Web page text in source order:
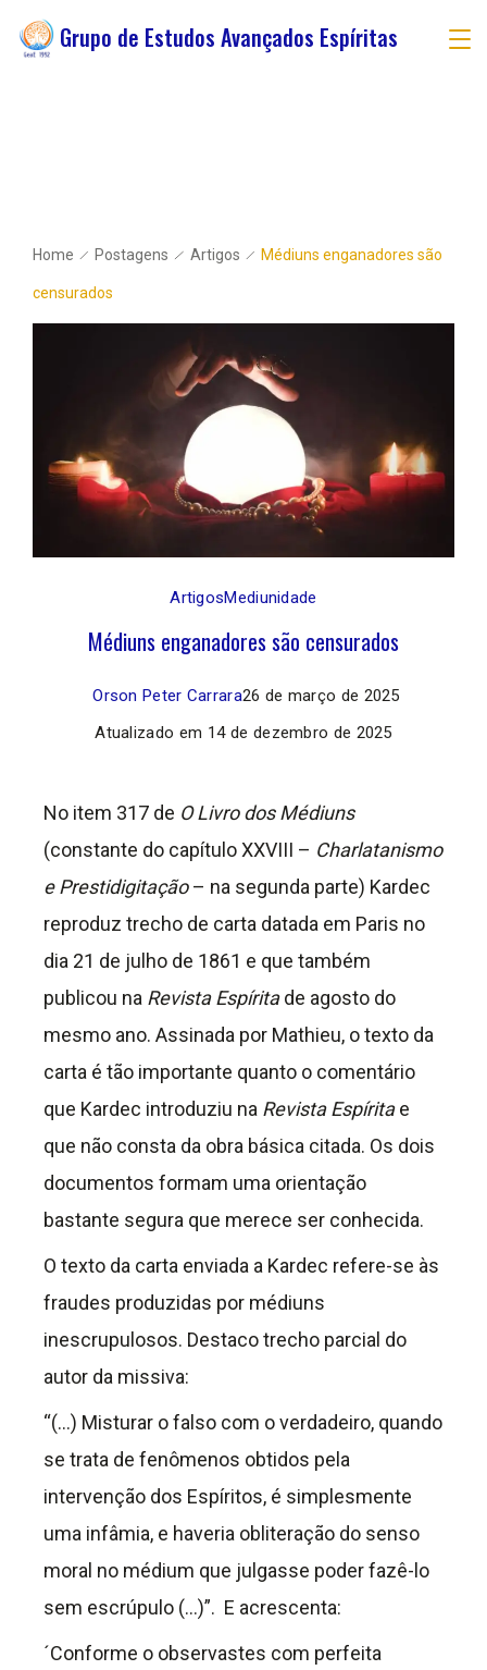
Grupo de Estudos Avançados Espíritas
Home Postagens Artigos Médiuns enganadores são
censurados
ArtigosMediunidade
Médiuns enganadores são censurados
Orson Peter Carrara26 de março de 2025
Atualizado em 14 de dezembro de 2025
No item 317 de O Livro dos Médiuns
(constante do capítulo XXVIII – Charlatanismo
e Prestidigitação– na segunda parte) Kardec
reproduz trecho de carta datada em Paris no
dia 21 de julho de 1861 e que também
publicou na Revista Espíritade agosto do
mesmo ano. Assinada por Mathieu, o texto da
carta é tão importante quanto o comentário
que Kardec introduziu na Revista Espíritae
que não consta da obra básica citada. Os dois
documentos formam uma orientação
bastante segura que merece ser conhecida.
O texto da carta enviada a Kardec refere-se às
fraudes produzidas por médiuns
inescrupulosos. Destaco trecho parcial do
autor da missiva:
“(…) Misturar o falso com o verdadeiro, quando
se trata de fenômenos obtidos pela
intervenção dos Espíritos, é simplesmente
uma infâmia, e haveria obliteração do senso
moral no médium que julgasse poder fazê-lo
sem escrúpulo (…)”. E acrescenta:
´Conforme o observastes com perfeita